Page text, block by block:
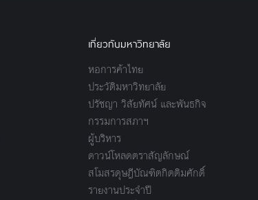
เกี่ยวกับมหาวิทยาลัย
หอการค้าไทย
ประวัติมหาวิทยาลัย
ปรัชญา วิสัยทัศน์ และพันธกิจ
กรรมการสภาฯ
ผู้บริหาร
ดาวน์โหลดตราสัญลักษณ์
สโมสรดุษฎีบัณฑิตกิตติมศักดิ์
รายงานประจำปี